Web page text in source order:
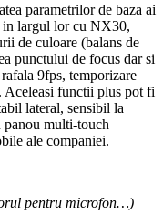
parametrilor de baza ai
in largul lor cu NX30,
de culoare (balans de
punctului de focus dar si
9fps, temporizare
Aceleasi functii plus pot fi
lateral, sensibil la
panou multi-touch
ale companiei.
pentru microfon…)